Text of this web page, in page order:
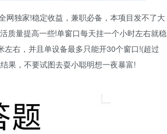
网独家!稳定收益，兼职必备，本项目发不了大
质量提高一些!单窗口每天挂一个小时左右就稳
右，并且单设备最多只能开30个窗口!(超过
果，不要试图去耍小聪明想一夜暴富!